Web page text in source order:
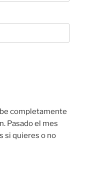
completamente
Pasado el mes
si quieres o no